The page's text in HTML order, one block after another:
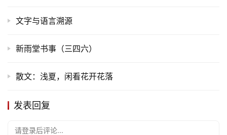
更文字与语言溯源
新雨堂书事（三四六）
散文：浅夏，闲看花开花落
发表回复
请登录后评论...